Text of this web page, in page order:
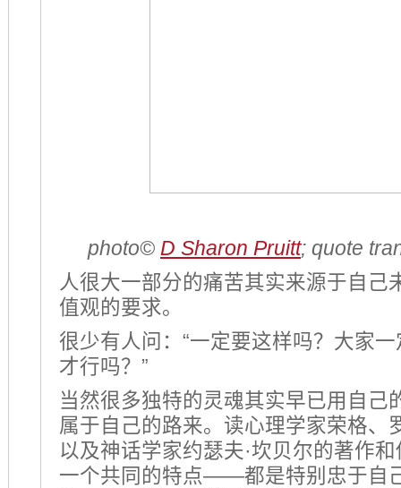
photo© D Sharon Pruitt; quote
人很大一部分的痛苦其实来源于自己
值观的要求。
很少有人问：“一定要这样吗？大家
才行吗？”
当然很多独特的灵魂其实早已用自己
属于自己的路来。读心理学家荣格、
以及神话学家约瑟夫·坎贝尔的著作
一个共同的特点——都是特别忠于自